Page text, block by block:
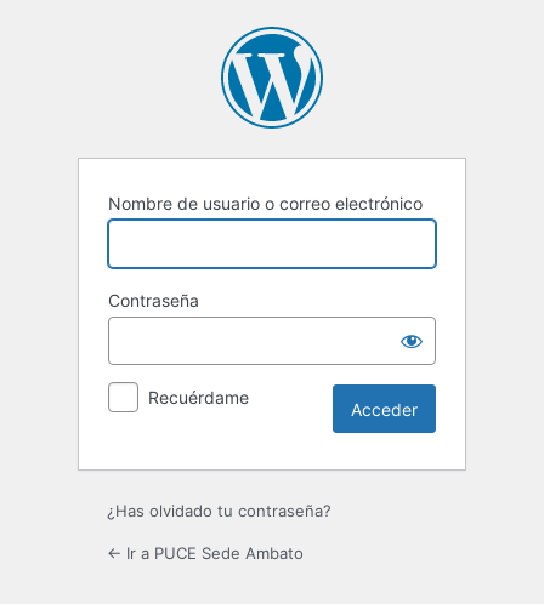
Nombre de usuario o correo electrónico
Contraseña
Recuérdame
¿Has olvidado tu contraseña?
← Ir a PUCE Sede Ambato